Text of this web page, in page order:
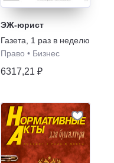
ЭЖ-юрист
Газета
1 раз в неделю
Право • Бизнес
6317,21 ₽